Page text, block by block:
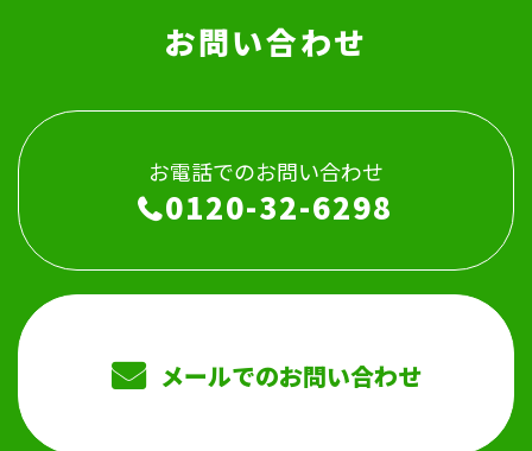
お問い合わせ
お電話でのお問い合わせ
0120-32-6298
メールでのお問い合わせ